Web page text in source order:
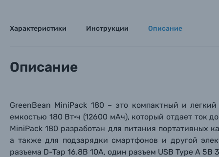
Фотокамеры моментальной печати
Вспышки для фотоаппаратов
Аксессуары для фото и видеокамер
Заказ
Вами с
Характеристики Инструкции Описание
Описание
GreenBean MiniPack 180 – это компактный и
емкостью 180 Вт·ч (12600 мАч), который отдает ток
MiniPack 180 разработан для питания портативных
а также для подзарядки смартфонов и другой
разъема D-Tap 16.8В 10A, один разъем USB Type А 5В